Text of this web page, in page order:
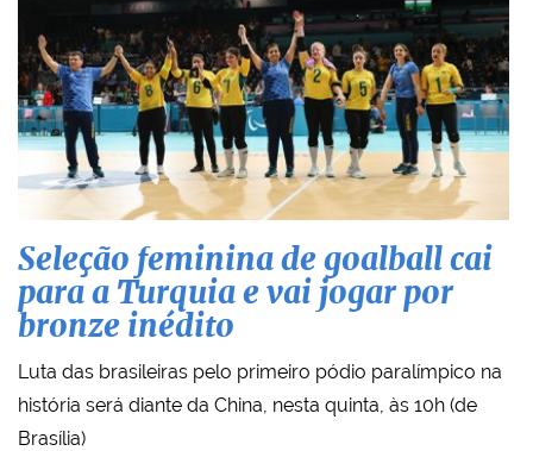
Seleção feminina de goalball cai
para a Turquia e vai jogar por
bronze inédito
Luta das brasileiras pelo primeiro pódio paralímpico na
história será diante da China, nesta quinta, às 10h (de
Brasília)